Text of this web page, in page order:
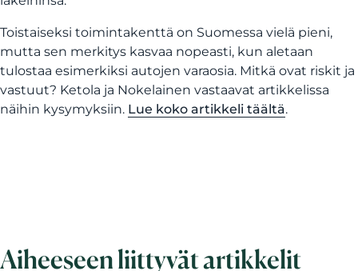
Toistaiseksi toimintakenttä on Suomessa vielä pieni,
mutta sen merkitys kasvaa nopeasti, kun aletaan
tulostaa esimerkiksi autojen varaosia. Mitkä ovat riskit ja
vastuut? Ketola ja Nokelainen vastaavat artikkelissa
näihin kysymyksiin. Lue koko artikkeli täältä.
Aiheeseen liittyvät artikkelit